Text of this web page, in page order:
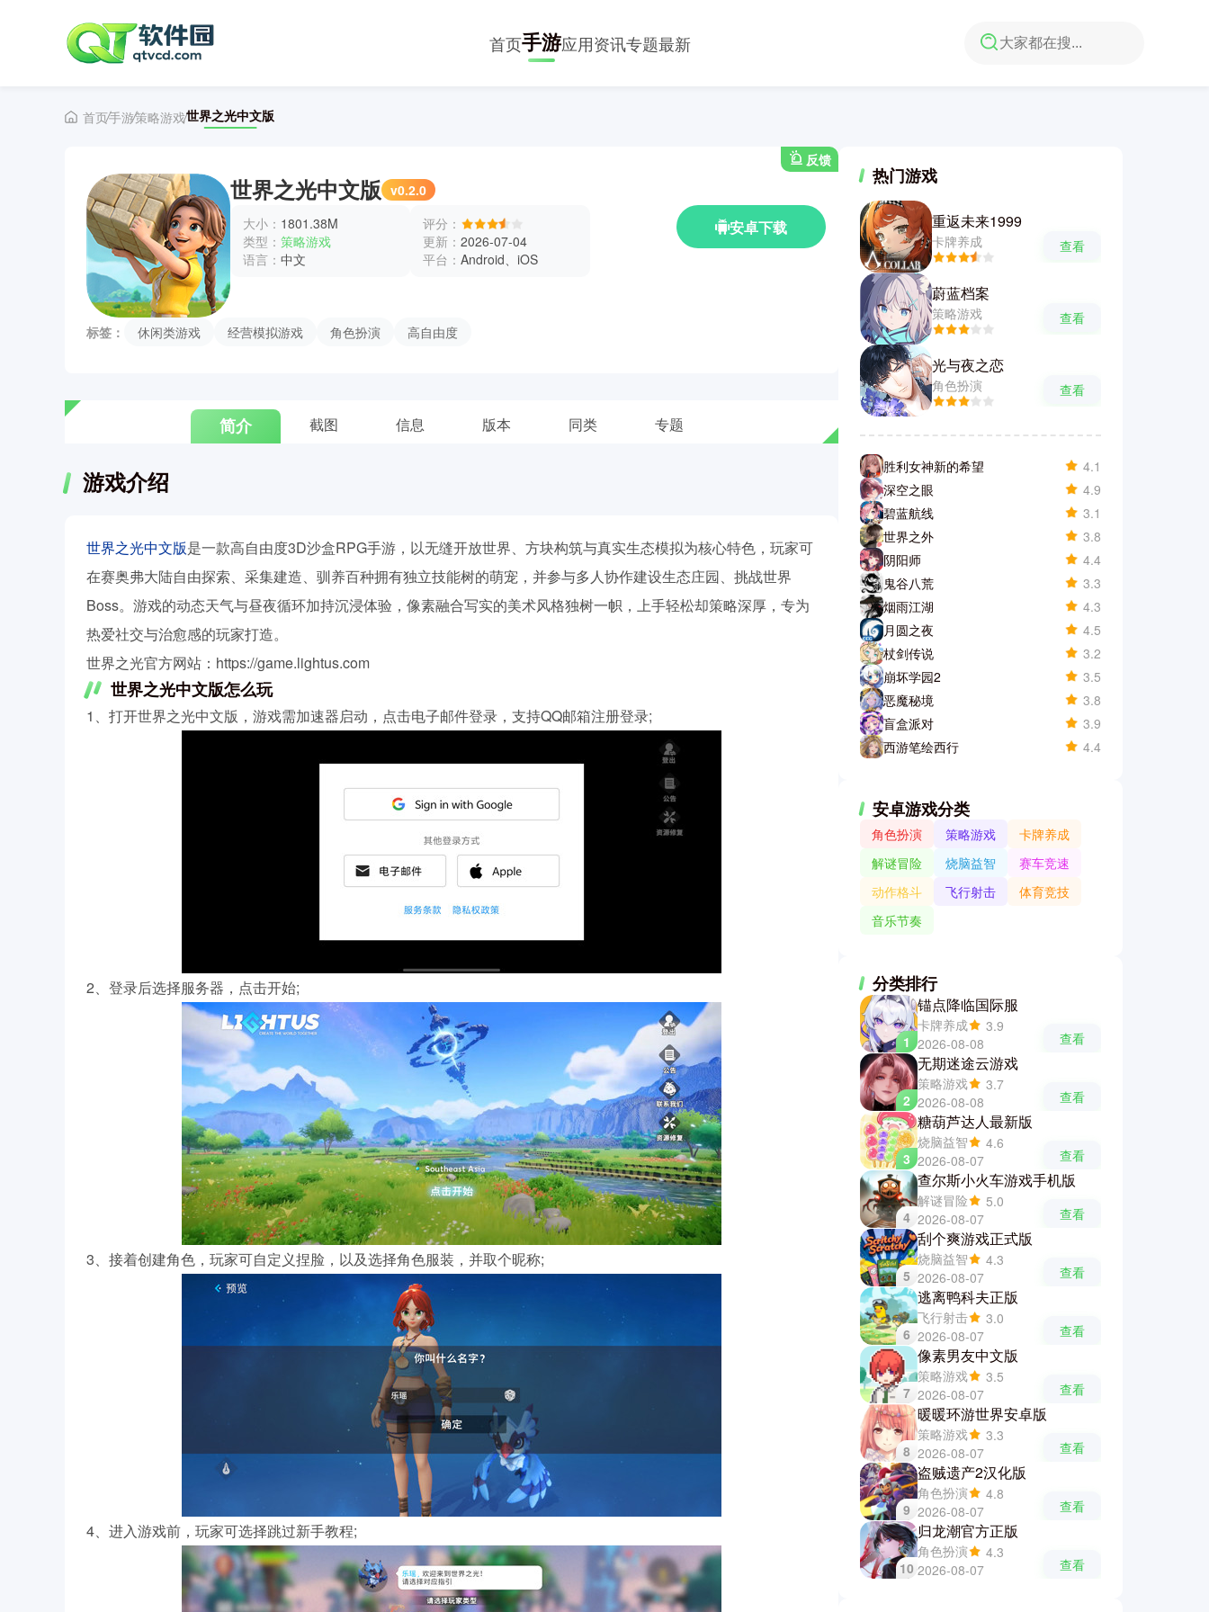
首页手游应用资讯专题最新
首页手游策略游戏世界之光中文版
反馈
世界之光中文版 v0.2.0
大小： 1801.38M
类型： 策略游戏
语言： 中文
评分：
更新： 2026-07-04
平台： Android、iOS
安卓下载
标签： 休闲类游戏 经营模拟游戏 角色扮演 高自由度
简介 截图 信息 版本 同类 专题
游戏介绍
世界之光中文版是一款高自由度3D沙盒RPG手游，以无缝开放世界、方块构筑与真实生态模拟为核心特色，玩家可
在赛奥弗大陆自由探索、采集建造、驯养百种拥有独立技能树的萌宠，并参与多人协作建设生态庄园、挑战世界
Boss。游戏的动态天气与昼夜循环加持沉浸体验，像素融合写实的美术风格独树一帜，上手轻松却策略深厚，专为
热爱社交与治愈感的玩家打造。
世界之光官方网站：https://game.lightus.com
世界之光中文版怎么玩
1、打开世界之光中文版，游戏需加速器启动，点击电子邮件登录，支持QQ邮箱注册登录;
2、登录后选择服务器，点击开始;
3、接着创建角色，玩家可自定义捏脸，以及选择角色服装，并取个昵称;
4、进入游戏前，玩家可选择跳过新手教程;
热门游戏
重返未来1999
卡牌养成 查看
蔚蓝档案
策略游戏 查看
光与夜之恋
角色扮演 查看
胜利女神新的希望
4.1
深空之眼
4.9
碧蓝航线
3.1
世界之外
3.8
阴阳师
4.4
鬼谷八荒
3.3
烟雨江湖
4.3
月圆之夜
4.5
杖剑传说
3.2
崩坏学园2
3.5
恶魔秘境
3.8
盲盒派对
3.9
西游笔绘西行
4.4
安卓游戏分类
角色扮演 策略游戏
卡牌养成
解谜冒险
烧脑益智
赛车竞速
动作格斗
飞行射击
体育竞技
音乐节奏
分类排行
1
锚点降临国际服
卡牌养成
3.9
2026-08-08
查看
2
无期迷途云游戏
策略游戏
3.7
2026-08-08
查看
3
糖葫芦达人最新版
烧脑益智
4.6
2026-08-07
查看
4
查尔斯小火车游戏手机版
解谜冒险
5.0
2026-08-07
查看
5
刮个爽游戏正式版
烧脑益智
4.3
2026-08-07
查看
6
逃离鸭科夫正版
飞行射击
3.0
2026-08-07
查看
7
像素男友中文版
策略游戏
3.5
2026-08-07
查看
8
暖暖环游世界安卓版
策略游戏
3.3
2026-08-07
查看
9
盗贼遗产2汉化版
角色扮演
4.8
2026-08-07
查看
10
归龙潮官方正版
角色扮演
4.3
2026-08-07
查看